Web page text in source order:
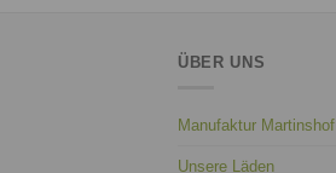
ÜBER UNS
Manufaktur Martinshof
Unsere Läden